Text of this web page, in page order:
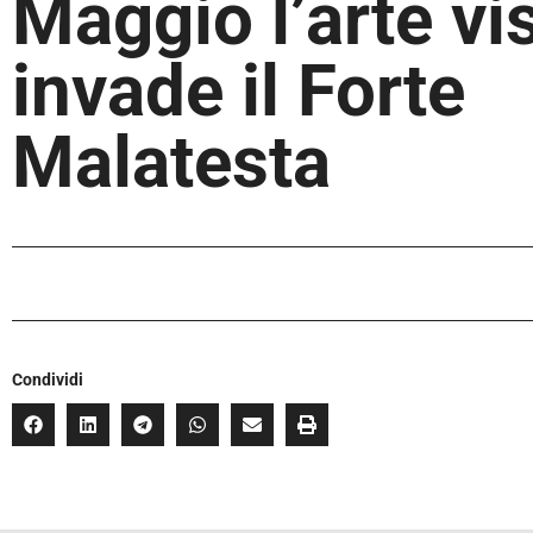
Maggio l’arte
invade il Forte
Malatesta
Condividi